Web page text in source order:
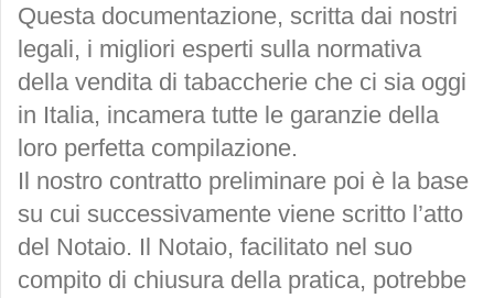
Questa documentazione, scritta dai nostri
legali, i migliori esperti sulla normativa
della vendita di tabaccherie che ci sia oggi
in Italia, incamera tutte le garanzie della
loro perfetta compilazione.
Il nostro contratto preliminare poi è la base
su cui successivamente viene scritto l’atto
del Notaio. Il Notaio, facilitato nel suo
compito di chiusura della pratica, potrebbe